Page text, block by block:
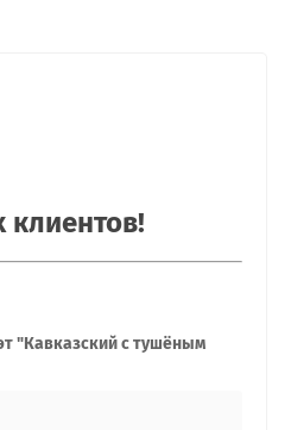
"Кавказский с тушёным